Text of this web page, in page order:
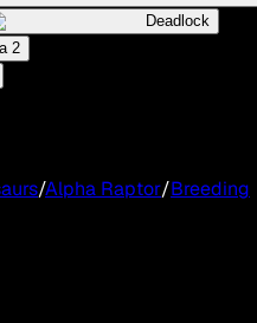
Deadlock
2
/Alpha Raptor/Breeding